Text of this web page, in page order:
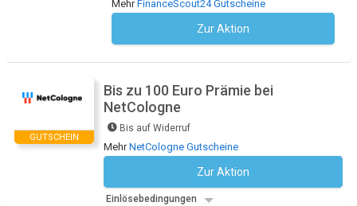
MehrFinanceScout24 Gutscheine
Zur Aktion
GUTSCHEIN
Bis zu 100 Euro Prämie bei
NetCologne
Bis auf Widerruf
MehrNetCologne Gutscheine
Zur Aktion
Einlösebedingungen